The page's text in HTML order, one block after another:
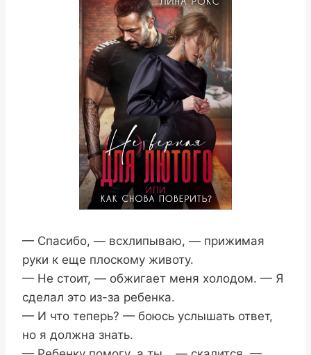
— Спасибо, — всхлипываю, — прижимая
руки к еще плоскому животу.
— Не стоит, — обжигает меня холодом. — Я
сделал это из-за ребенка.
— И что теперь? — боюсь услышать ответ,
но я должна знать.